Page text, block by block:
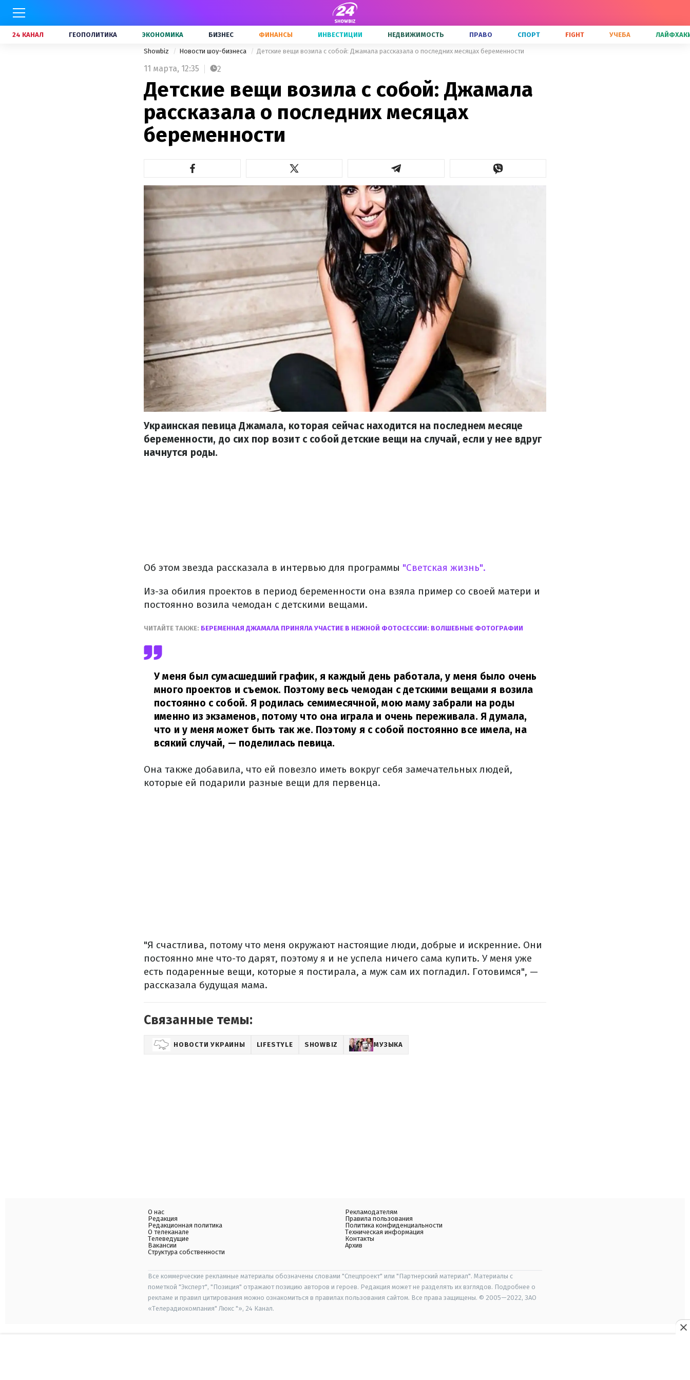
24 КАНАЛ ГЕОПОЛИТИКА ЭКОНОМИКА БИЗНЕС ФИНАНСЫ ИНВЕСТИЦИИ НЕДВИЖИМОСТЬ ПРАВО СПОРТ FIGHT УЧЕБА
Showbiz Новости шоу-бизнеса Детские вещи возила с собой: Джамала рассказала о последних месяцах беременности
11 марта, 12:35 2
Детские вещи возила с собой: Джамала
рассказала о последних месяцах
беременности
Украинская певица Джамала, которая сейчас находится на последнем месяце
беременности, до сих пор возит с собой детские вещи на случай, если у нее вдруг
начнутся роды.
Об этом звезда рассказала в интервью для программы "Светская жизнь".
Из-за обилия проектов в период беременности она взяла пример со своей матери и
постоянно возила чемодан с детскими вещами.
ЧИТАЙТЕ ТАКЖЕ: БЕРЕМЕННАЯ ДЖАМАЛА ПРИНЯЛА УЧАСТИЕ В НЕЖНОЙ ФОТОСЕССИИ: ВОЛШЕБНЫЕ ФОТОГРАФИИ
У меня был сумасшедший график, я каждый день работала, у меня было очень
много проектов и съемок. Поэтому весь чемодан с детскими вещами я возила
постоянно с собой. Я родилась семимесячной, мою маму забрали на роды
именно из экзаменов, потому что она играла и очень переживала. Я думала,
что и у меня может быть так же. Поэтому я с собой постоянно все имела, на
всякий случай, — поделилась певица.
Она также добавила, что ей повезло иметь вокруг себя замечательных людей,
которые ей подарили разные вещи для первенца.
"Я счастлива, потому что меня окружают настоящие люди, добрые и искренние. Они
постоянно мне что-то дарят, поэтому я и не успела ничего сама купить. У меня уже
есть подаренные вещи, которые я постирала, а муж сам их погладил. Готовимся", —
рассказала будущая мама.
Связанные темы:
НОВОСТИ УКРАИНЫ LIFESTYLE SHOWBIZ МУЗЫКА
О нас
Редакция
Редакционная политика
О телеканале
Телеведущие
Вакансии
Структура собственности
Рекламодателям
Правила пользования
Политика конфиденциальности
Техническая информация
Контакты
Архив
Все коммерческие рекламные материалы обозначены словами "Спецпроект" или "Партнерский материал". Материалы с
пометкой "Эксперт", "Позиция" отражают позицию авторов и героев. Редакция может не разделять их взглядов. Подробнее о
рекламе и правил цитирования можно ознакомиться в правилах пользования сайтом. Все права защищены. © 2005—2022, ЗАО
«Телерадиокомпания" Люкс "», 24 Канал.